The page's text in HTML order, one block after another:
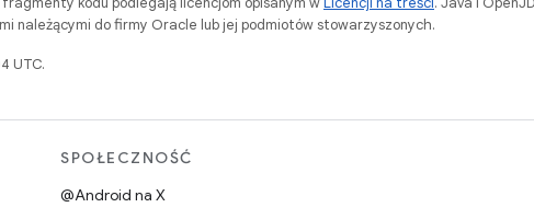
należącymi do firmy Oracle lub jej podmiotów stowarzyszonych.
UTC.
SPOŁECZNOŚĆ
@Android na X